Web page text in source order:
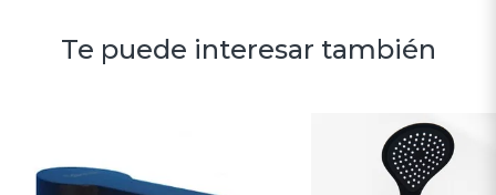
Te puede interesar también